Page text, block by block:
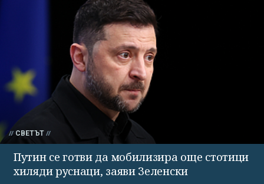
СВЕТЪТ
Путин се готви да мобилизира още стотици
хиляди руснаци, заяви Зеленски